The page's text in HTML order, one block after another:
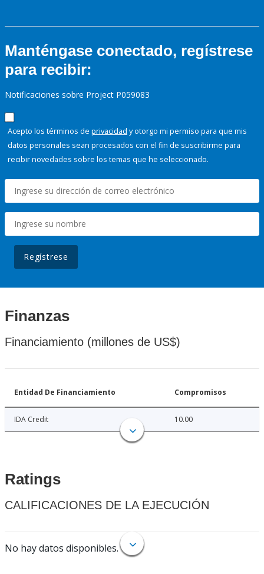
Manténgase conectado, regístrese
para recibir:
Notificaciones sobre Project P059083
Acepto los términos de privacidad y otorgo mi permiso para que mis
datos personales sean procesados con el fin de suscribirme para
recibir novedades sobre los temas que he seleccionado.
Regístrese
Finanzas
Financiamiento (millones de US$)
Entidad De Financiamiento Compromisos
IDA Credit 10.00
Ratings
CALIFICACIONES DE LA EJECUCIÓN
No hay datos disponibles.